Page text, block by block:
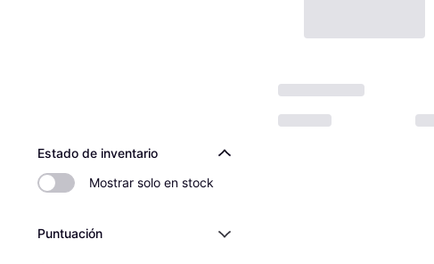
Estado de inventario
Mostrar solo en stock
Puntuación